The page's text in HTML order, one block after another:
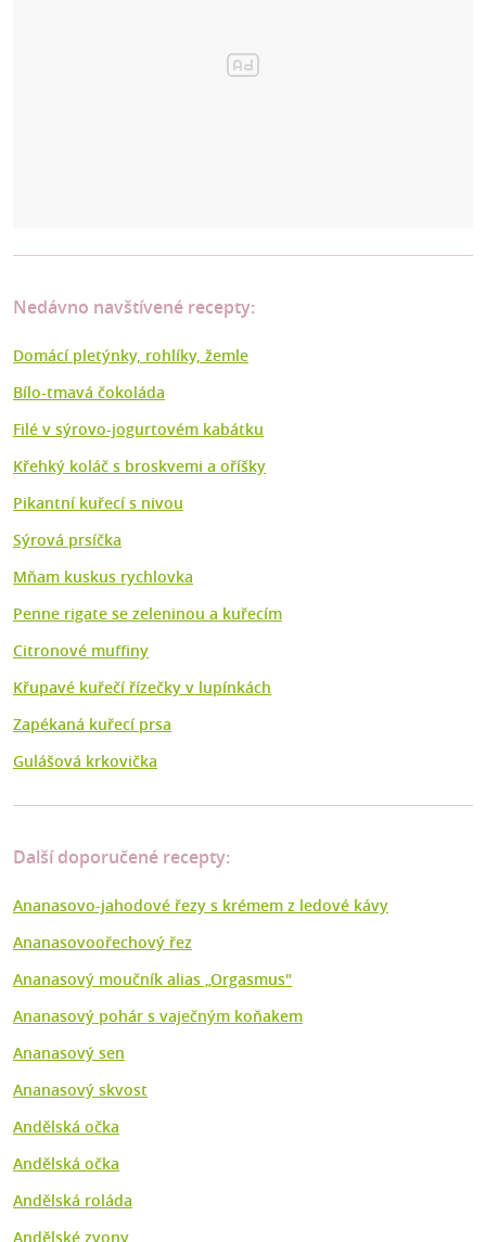
Nedávno navštívené recepty:
Domácí pletýnky, rohlíky, žemle
Bílo-tmavá čokoláda
Filé v sýrovo-jogurtovém kabátku
Křehký koláč s broskvemi a oříšky
Pikantní kuřecí s nivou
Sýrová prsíčka
Mňam kuskus rychlovka
Penne rigate se zeleninou a kuřecím
Citronové muffiny
Křupavé kuřečí řízečky v lupínkách
Zapékaná kuřecí prsa
Gulášová krkovička
Další doporučené recepty:
Ananasovo-jahodové řezy s krémem z ledové kávy
Ananasovoořechový řez
Ananasový moučník alias „Orgasmus"
Ananasový pohár s vaječným koňakem
Ananasový sen
Ananasový skvost
Andělská očka
Andělská očka
Andělská roláda
Andělské zvony